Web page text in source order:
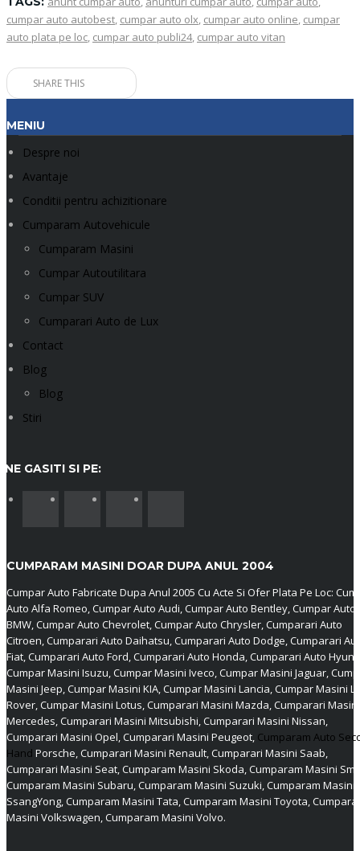
cumpar auto autobest, cumpar auto olx, cumpar auto online, cumpar
auto plata pe loc, cumpar auto publi24, cumpar auto vitan
SHARE THIS
MENIU
Despre noi
Avantaje
Conditii pentru achizitionare
Cumparam Autovehicule
Cumparam Masini
Cumpar Autoutilitara
Cumpar SUV
Cumparari Auto de Lux
Contact
Blog
Blog
Stiri
NE GASITI SI PE:
CUMPARAM MASINI DOAR DUPA ANUL 2004
Cumpar Auto Fabricate Dupa Anul 2005 Cu Acte Si Ofer Plata Pe Loc:
Auto Alfa Romeo, Cumpar Auto Audi, Cumpar Auto Bentley, Cumpar Auto
BMW, Cumpar Auto Chevrolet, Cumpar Auto Chrysler, Cumparari Auto
Citroen, Cumparari Auto Daihatsu, Cumparari Auto Dodge, Cumparari
Fiat, Cumparari Auto Ford, Cumparari Auto Honda, Cumparari Auto
Cumpar Masini Isuzu, Cumpar Masini Iveco, Cumpar Masini Jaguar,
Masini Jeep, Cumpar Masini KIA, Cumpar Masini Lancia, Cumpar Masini
Rover, Cumpar Masini Lotus, Cumparari Masini Mazda, Cumparari Masini
Mercedes, Cumparari Masini Mitsubishi, Cumparari Masini Nissan,
Cumparari Masini Opel, Cumparari Masini Peugeot, Cumparam Auto
Hand Porsche, Cumparari Masini Renault, Cumparari Masini Saab,
Cumparari Masini Seat, Cumparam Masini Skoda, Cumparam Masini
Cumparam Masini Subaru, Cumparam Masini Suzuki, Cumparam Masini
SsangYong, Cumparam Masini Tata, Cumparam Masini Toyota,
Masini Volkswagen, Cumparam Masini Volvo.